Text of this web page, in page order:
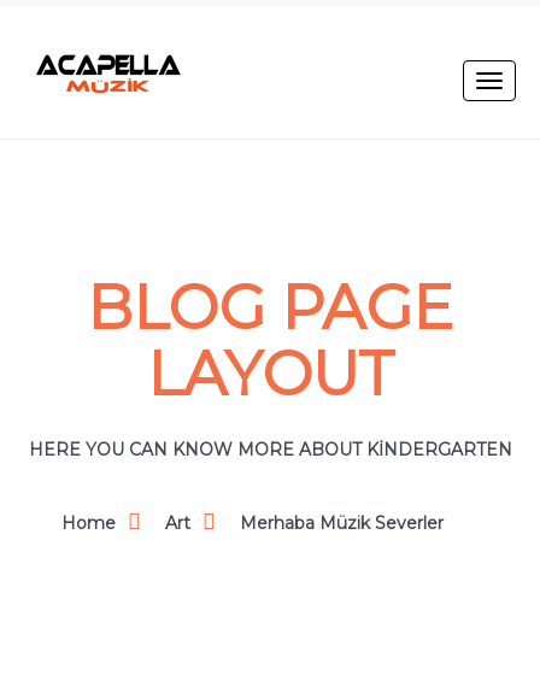
Toggle
BLOG PAGE
LAYOUT
HERE YOU CAN KNOW MORE ABOUT KINDERGARTEN
Home Art Merhaba Müzik Severler